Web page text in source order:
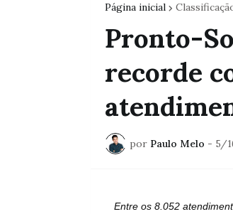
Página inicial
Pronto-
recorde
por Paulo Melo - 5/
Entre os 8.052